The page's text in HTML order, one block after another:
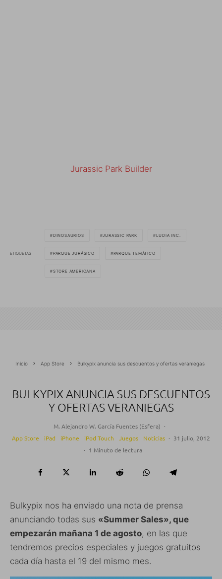
Jurassic Park Builder
ETIQUETAS
DINOSAURIOS JURASSIC PARK LUDIA INC.
PARQUE JURÁSICO PARQUE TEMÁTICO
STORE AMERICANA
Inicio App Store Bulkypix anuncia sus descuentos y ofertas veraniegas
BULKYPIX ANUNCIA SUS DESCUENTOS
Y OFERTAS VERANIEGAS
M. Alejandro W. García Fuentes (Esfera) ·
App Store
iPad iPhone iPod Touch Juegos Noticias · 31 julio, 2012
· 1 Minuto de lectura
Bulkypix nos ha enviado una nota de prensa
anunciando todas sus «Summer Sales», que
empezarán mañana 1 de agosto, en las que
tendremos precios especiales y juegos gratuitos
cada día hasta el 19 del mismo mes.